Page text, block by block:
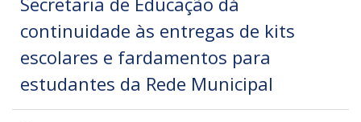
continuidade às entregas de kits
escolares e fardamentos para
estudantes da Rede Municipal